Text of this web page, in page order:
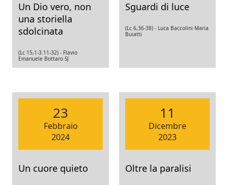
Un Dio vero, non
una storiella
sdolcinata
(Lc 15,1-3.11-32) - Flavio
Emanuele Bottaro SJ
Sguardi di luce
(Lc 6,36-38) - Luca Baccolini Maria
Buiatti
23
Febbraio
2024
Un cuore quieto
11
Dicembre
2023
Oltre la paralisi